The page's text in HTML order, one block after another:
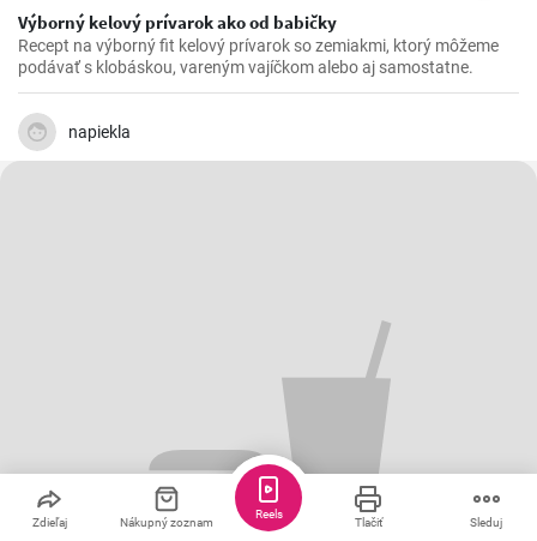
Výborný kelový prívarok ako od babičky
Recept na výborný fit kelový prívarok so zemiakmi, ktorý môžeme
podávať s klobáskou, vareným vajíčkom alebo aj samostatne.
napiekla
Zdieľaj Nákupný zoznam Tlačiť Sleduj
Reels